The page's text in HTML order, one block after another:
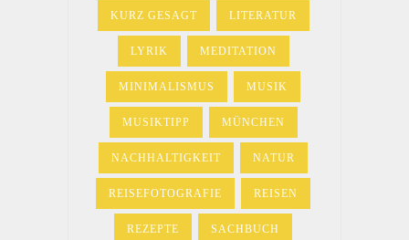
KURZ GESAGT LITERATUR
LYRIK MEDITATION
MINIMALISMUS MUSIK
MUSIKTIPP MÜNCHEN
NACHHALTIGKEIT NATUR
REISEFOTOGRAFIE REISEN
REZEPTE SACHBUCH